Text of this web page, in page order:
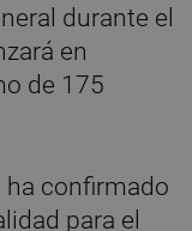
durante el
en
de 175
ha confirmado
para el